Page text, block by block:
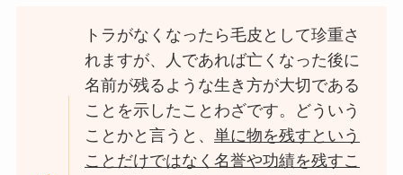
トラがなくなったら毛皮として珍重さ
れますが、人であれば亡くなった後に
名前が残るような生き方が大切である
ことを示したことわざです。どういう
ことかと言うと、単に物を残すという
ことだけではなく名誉や功績を残すこ